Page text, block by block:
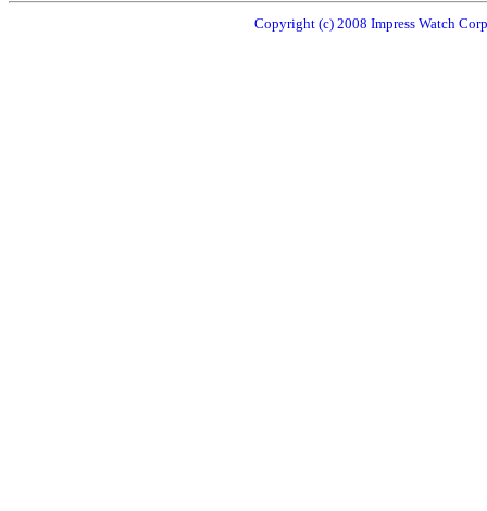
Copyright (c) 2008 Impress Watch